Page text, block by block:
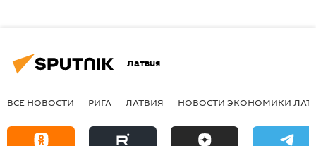
Латвия
ВСЕ НОВОСТИ РИГА ЛАТВИЯ НОВОСТИ ЭКОНОМИКИ